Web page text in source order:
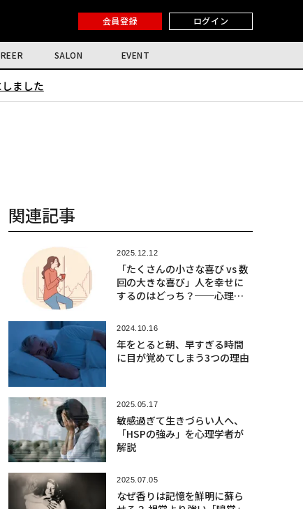
会員登録 ログイン
SALON EVENT
ました
関連記事
2025.12.12
「たくさんの小さな喜び vs 数
回の大きな喜び」人を幸せに
するのはどっち？──心理学
2024.10.16
年をとると朝、早すぎる時間
に目が覚めてしまう3つの理由
2025.05.17
敏感過ぎて生きづらい人へ、
「HSPの強み」を心理学者が
解説
2025.07.05
なぜ香りは記憶を鮮明に蘇ら